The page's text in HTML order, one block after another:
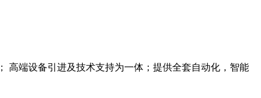
高端设备引进及技术支持为一体；提供全套自动化，智能